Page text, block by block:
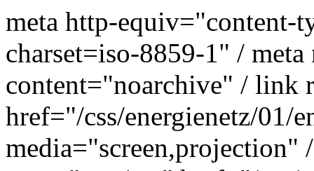
meta http-equiv="content-
charset=iso-8859-1" /
content="noarchive" / link
href="/css/energienetz/01/
media="screen,projection"